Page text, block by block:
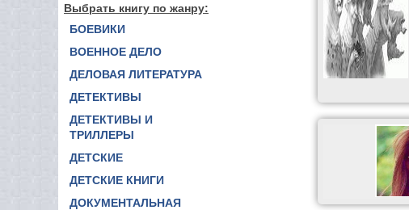
Выбрать книгу по жанру:
БОЕВИКИ
ВОЕННОЕ ДЕЛО
ДЕЛОВАЯ ЛИТЕРАТУРА
ДЕТЕКТИВЫ
ДЕТЕКТИВЫ И
ТРИЛЛЕРЫ
ДЕТСКИЕ
ДЕТСКИЕ КНИГИ
ДОКУМЕНТАЛЬНАЯ